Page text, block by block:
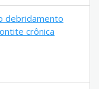
debridamento
crônica